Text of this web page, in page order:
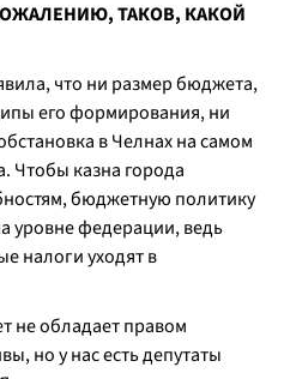
ТАКОВ, КАКОЙ
что ни размер бюджета,
его формирования, ни
в Челнах на самом
Чтобы казна города
бюджетную политику
уровне федерации, ведь
налоги уходят в
не обладает правом
но у нас есть депутаты